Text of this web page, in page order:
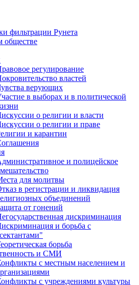
фильтрации Рунета
обществе
регулирование
властей
верующих
в выборах и в политической
о религии и власти
о религии и праве
и карантин
и полицейское
для молитвы
в регистрации и ликвидация
объединений
от гонений
дискриминация
и борьба с
борьба
и СМИ
с местным населением и
с учреждениями культуры